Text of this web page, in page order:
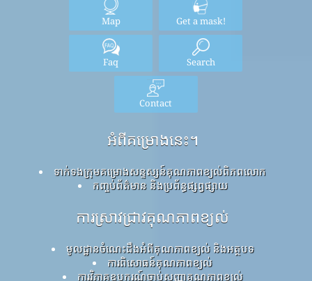
Map Get a mask!
Faq Search
Contact
អំពីគម្រោងនេះ។
ទាក់ទងក្រុមគម្រោងសន្ទស្សន៍គុណភាពខ្យល់ពិភពលោក
កញ្ចប់ព័ត៌មាន និងប្រព័ន្ធផ្សព្វផ្សាយ
ការស្រាវជ្រាវគុណភាពខ្យល់
មូលដ្ឋានចំណេះដឹងអំពីគុណភាពខ្យល់ និងអត្ថបទ
ការពិសោធន៍គុណភាពខ្យល់
ការវិភាគឧបករណ៍ចាប់សញ្ញាគុណភាពខ្យល់